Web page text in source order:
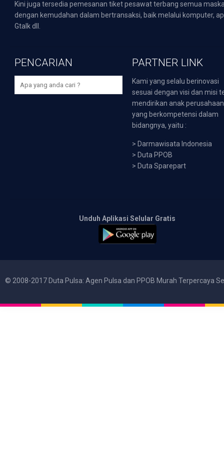
Kini juga tersedia pemesanan tiket pesawat terbang semua
dengan kemudahan dalam bertransaksi, baik melalui komputer,
Gtalk dll.
PENCARIAN PARTNER LINK
Kami yang selalu berinovasi
sesuai dengan visi dan misi
mendirikan anak perusahaan
yang berkompetensi dalam
bidangnya, yaitu :
> Darmawisata Indonesia
> Duta PPOB
> Duta Sparepart
Unduh Aplikasi Selular Gratis
© 2008-2017 Duta Pulsa: Agen Pulsa dan PPOB Murah Terpercaya